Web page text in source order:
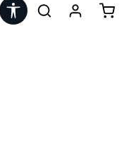
Werkzeugleiste anzeigen